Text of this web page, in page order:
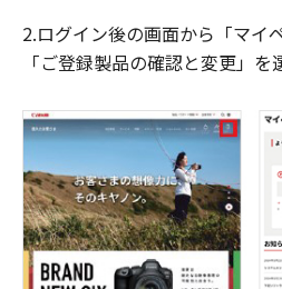
2.ログイン後の画面から「マイ
「ご登録製品の確認と変更」を